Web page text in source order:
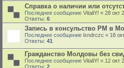
Справка о наличии или
Последнее сообщение VitaliY! « 28 окт
Ответы: 6
Запись в консульство РМ в
Последнее сообщение lxndrczc « 18
Ответы: 41
Гражданство Молдовы без
Последнее сообщение VitaliY! « 12 окт
Ответы: 2